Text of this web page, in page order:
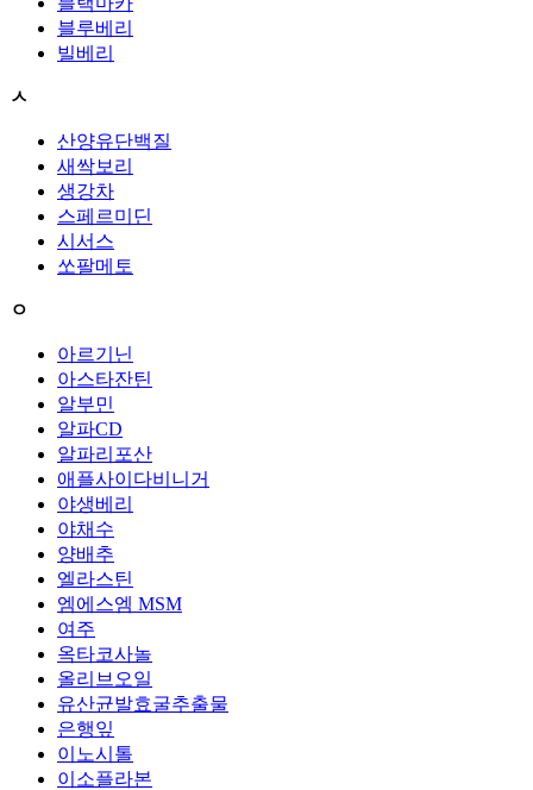
블루베리
빌베리
ㅅ
산양유단백질
새싹보리
생강차
스페르미딘
시서스
쏘팔메토
ㅇ
아르기닌
아스타잔틴
알부민
알파CD
알파리포산
애플사이다비니거
야생베리
야채수
양배추
엘라스틴
엠에스엠 MSM
여주
옥타코사놀
올리브오일
유산균발효굴추출물
은행잎
이노시톨
이소플라본